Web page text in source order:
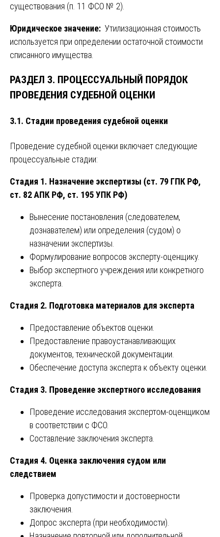
существования (п. 11 ФСО № 2).
Юридическое значение: Утилизационная стоимость
используется при определении остаточной стоимости
списанного имущества.
РАЗДЕЛ 3. ПРОЦЕССУАЛЬНЫЙ ПОРЯДОК
ПРОВЕДЕНИЯ СУДЕБНОЙ ОЦЕНКИ
3.1. Стадии проведения судебной оценки
Проведение судебной оценки включает следующие
процессуальные стадии:
Стадия 1. Назначение экспертизы (ст. 79 ГПК РФ,
ст. 82 АПК РФ, ст. 195 УПК РФ)
Вынесение постановления (следователем,
дознавателем) или определения (судом) о
назначении экспертизы.
Формулирование вопросов эксперту-оценщику.
Выбор экспертного учреждения или конкретного
эксперта.
Стадия 2. Подготовка материалов для эксперта
Предоставление объектов оценки.
Предоставление правоустанавливающих
документов, технической документации.
Обеспечение доступа эксперта к объекту оценки.
Стадия 3. Проведение экспертного исследования
Проведение исследования экспертом-оценщиком
в соответствии с ФСО.
Составление заключения эксперта.
Стадия 4. Оценка заключения судом или
следствием
Проверка допустимости и достоверности
заключения.
Допрос эксперта (при необходимости).